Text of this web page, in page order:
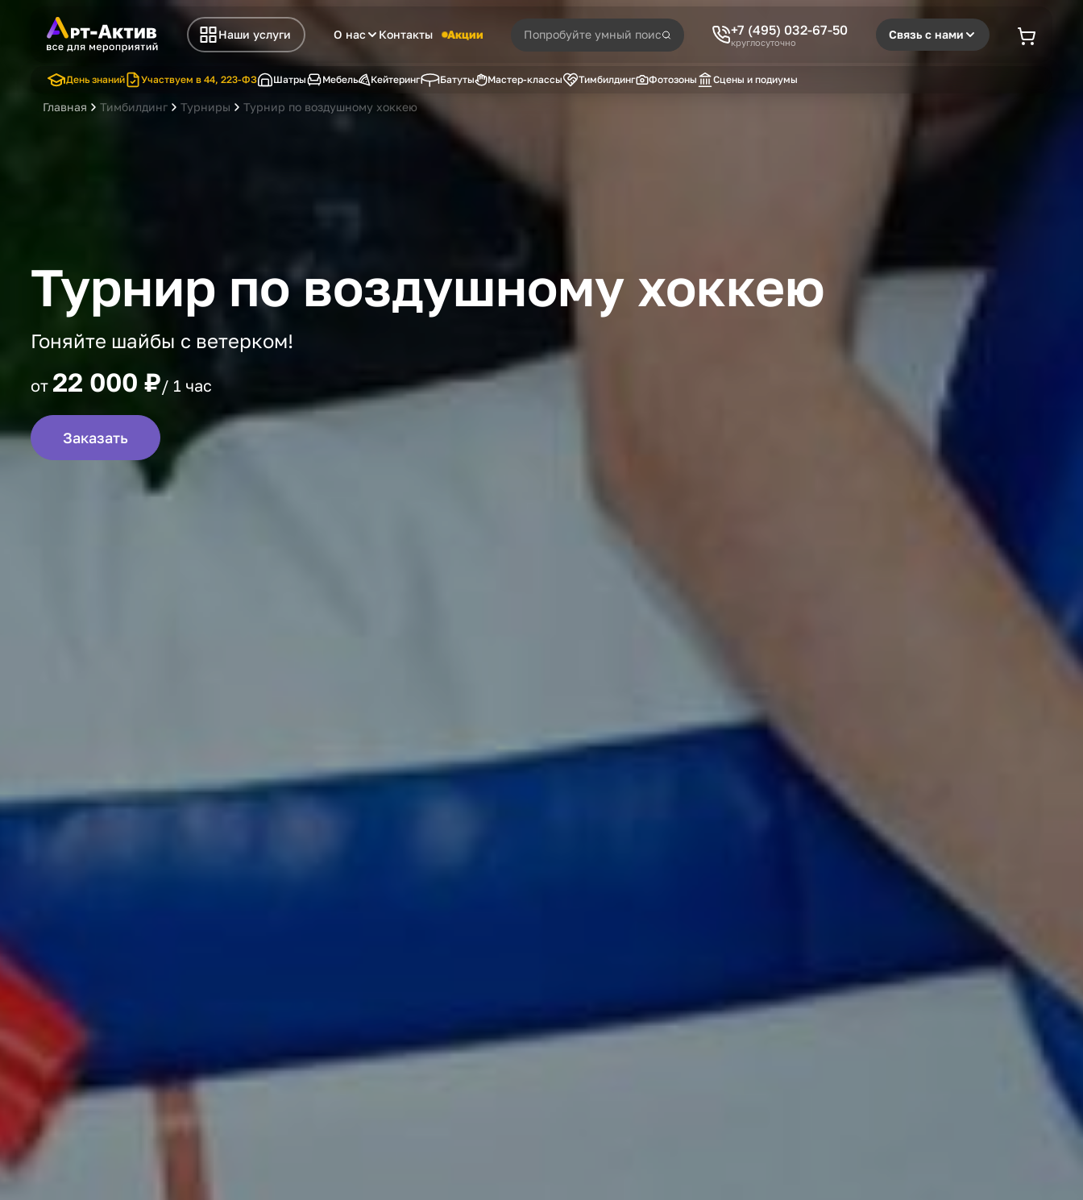
Наши услуги О нас Контакты Акции +7 (495) 032-67-50
круглосуточно
Связь с нами
День знаний Участвуем в 44, 223-ФЗ Шатры Мебель Кейтеринг Батуты Мастер-классы Тимбилдинг Фотозоны Сцены и подиумы
Главная Тимбилдинг Турниры Турнир по воздушному хоккею
Турнир по воздушному хоккею
Гоняйте шайбы с ветерком!
от 22 000 ₽/ 1 час
Заказать